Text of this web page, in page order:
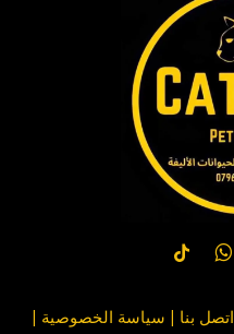
اتصل بنا | سياسة الخصوصية |